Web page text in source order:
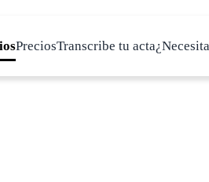
PreciosTranscribe tu acta